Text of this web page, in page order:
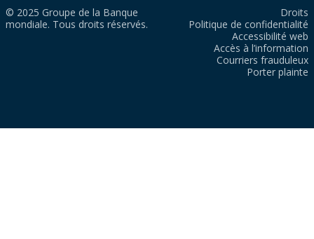
© 2025 Groupe de la Banque
mondiale. Tous droits réservés.
Droits
Politique de confidentialité
Accessibilité web
Accès à l’information
Courriers frauduleux
Porter plainte